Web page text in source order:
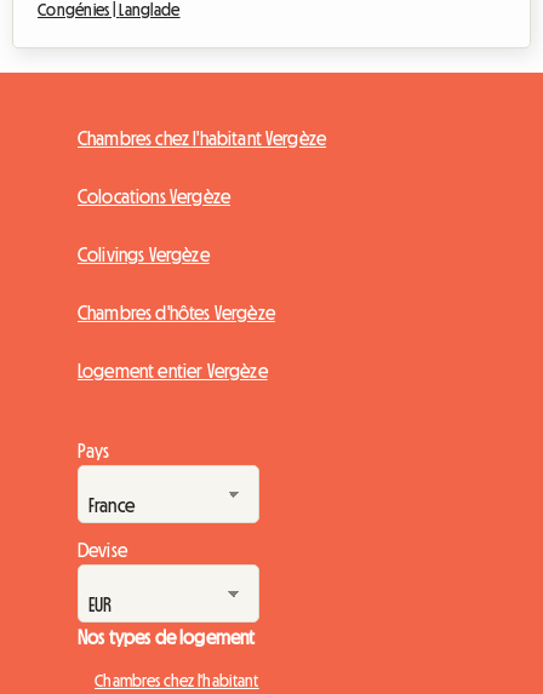
Congénies |
Langlade
Chambres chez l'habitant Vergèze
Colocations Vergèze
Colivings Vergèze
Chambres d'hôtes Vergèze
Logement entier Vergèze
Pays
Devise
Nos types de logement
Chambres chez l'habitant